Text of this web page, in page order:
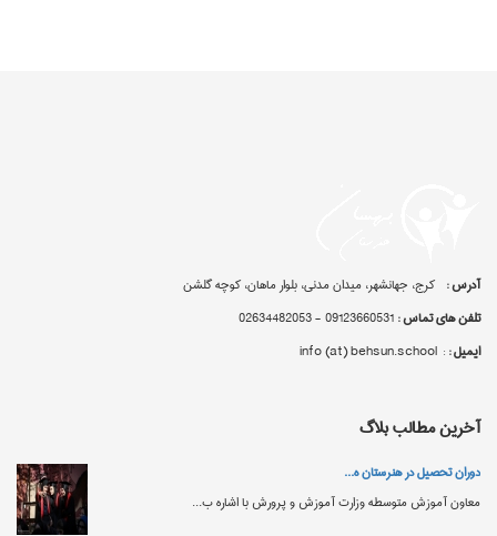
آدرس : کرج، جهانشهر، میدان مدنی، بلوار ماهان، کوچه گلشن
تلفن های تماس :09123660531 - 02634482053
ایمیل :: info (at) behsun.school
آخرین مطالب بلاگ
دوران تحصیل در هنرستان‌ ه...
معاون آموزش متوسطه وزارت آموزش‌ و پرورش با اشاره ب...